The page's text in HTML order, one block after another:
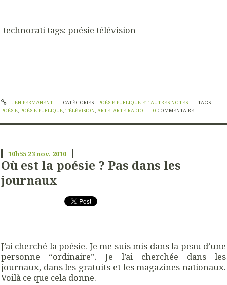
technorati tags: poésie télévision
LIEN PERMANENT CATÉGORIES : POÉSIE PUBLIQUE ET AUTRES NOTES
TAGS :
POÉSIE, POÉSIE PUBLIQUE, TÉLÉVISION, ARTE, ARTE RADIO 0 COMMENTAIRE
10h55 23nov. 2010
Où est la poésie ? Pas dans les
journaux
J’ai cherché la poésie. Je me suis mis dans la peau d’une
personne “ordinaire”. Je l’ai cherchée dans les
journaux, dans les gratuits et les magazines nationaux.
Voilà ce que cela donne.